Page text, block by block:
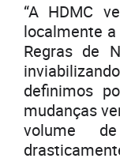
“A HDMC
localmente
Regras de
definimos
mudanças
volume